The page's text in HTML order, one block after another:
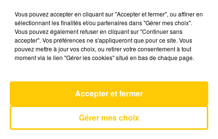
AVEYRON NORD
Vous pouvez accepter en cliquant sur "Accepter et fermer", ou affiner en
sélectionnant les finalités et/ou partenaires dans "Gérer mes choix".
Vous pouvez également refuser en cliquant sur "Continuer sans
accepter". Vos préférences ne s'appliqueront que pour ce site. Vous
pouvez mettre à jour vos choix, ou retirer votre consentement à tout
moment via le lien "Gérer les cookies" situé en bas de chaque page.
Gérer mes choix
Accepter et fermer